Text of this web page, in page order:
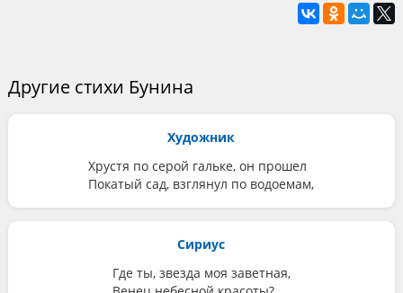
Другие стихи Бунина
Художник
Хрустя по серой гальке, он прошел
Покатый сад, взглянул по водоемам,
Сириус
Где ты, звезда моя заветная,